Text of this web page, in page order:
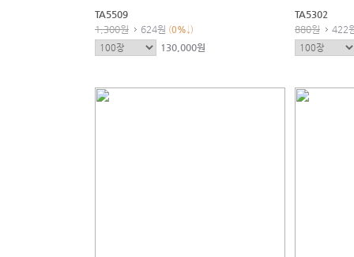
TA5509
1,300원
624원 (0%↓)
130,000원
TA5302
880원
422